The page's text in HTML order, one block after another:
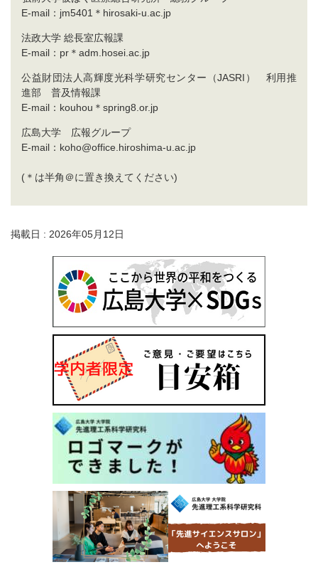
E-mail：jm5401＊hirosaki-u.ac.jp
法政大学 総長室広報課
E-mail：pr＊adm.hosei.ac.jp
公益財団法人高輝度光科学研究センター（JASRI） 利用推
進部 普及情報課
E-mail：kouhou＊spring8.or.jp
広島大学 広報グループ
E-mail：koho@office.hiroshima-u.ac.jp
(＊は半角＠に置き換えてください)
掲載日 : 2026年05月12日